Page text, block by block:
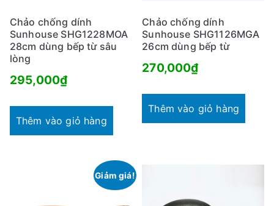
Chảo chống dính
Sunhouse SHG1228MOA
28cm dùng bếp từ sâu
lòng
295,000₫
Thêm vào giỏ hàng
Chảo chống dính
Sunhouse SHG1126MGA
26cm dùng bếp từ
270,000₫
Thêm vào giỏ hàng
Giảm giá!